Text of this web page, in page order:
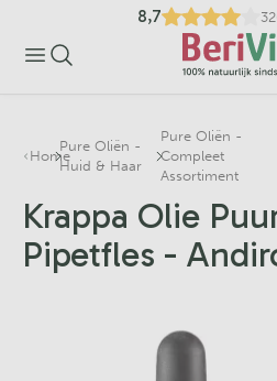
8,7
Home
Pure Oliën -
Huid & Haar
Pure Oliën -
Compleet
Assortiment
Krappa Olie
Pipetfles -